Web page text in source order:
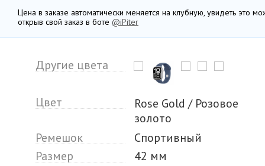
Цена в заказе автоматически меняется на клубную, увидеть это
открыв свой заказ в боте @iPiter
Другие цвета
Цвет
Rose Gold / Розовое
золото
Ремешок
Спортивный
Размер
42 мм